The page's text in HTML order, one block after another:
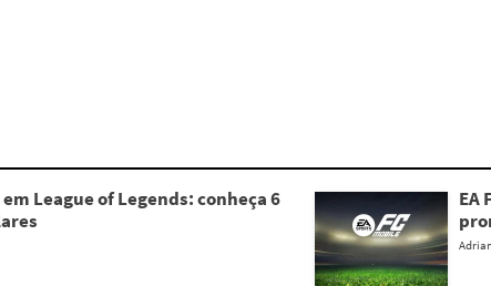
League of Legends: conheça 6
EA